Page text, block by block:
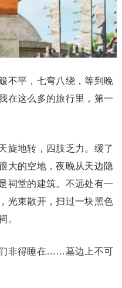
不平，七弯八绕，等到晚
在这么多的旅行里，第一
旋地转，四肢乏力。缓了
大的空地，夜晚从天边隐
祠堂的建筑。不远处有一
光束散开，扫过一块黑色
。
非得睡在……墓边上不可